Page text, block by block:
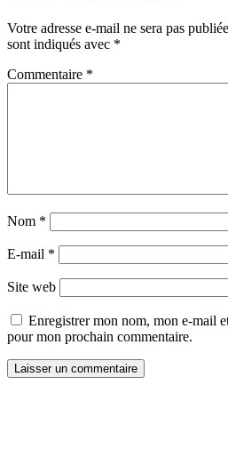
Votre adresse e-mail ne sera pas
sont indiqués avec *
Commentaire *
Nom *
E-mail *
Site web
Enregistrer mon nom, mon e-mail
pour mon prochain commentaire.